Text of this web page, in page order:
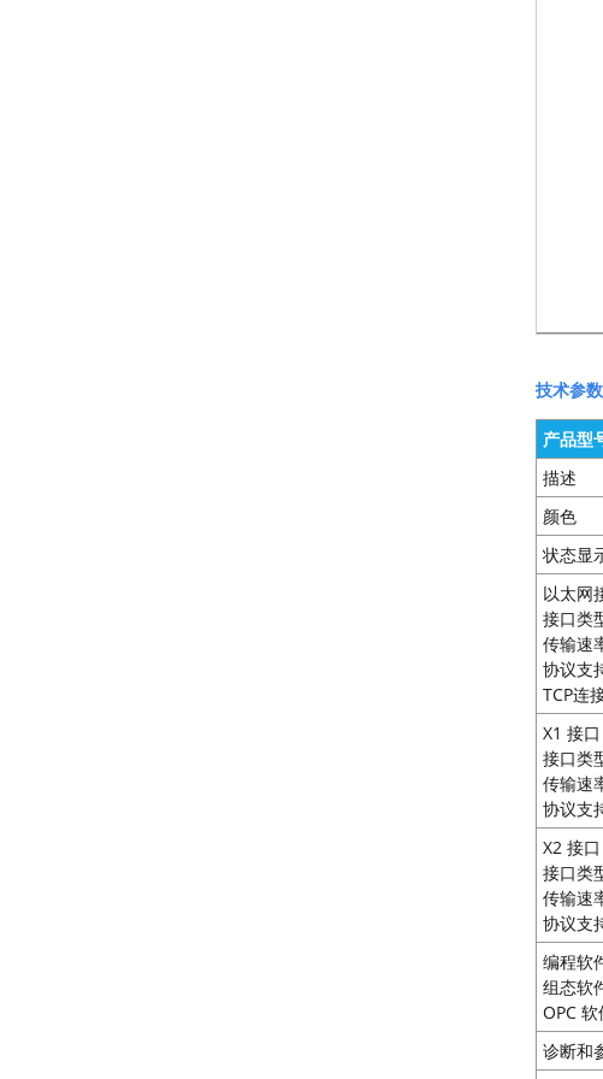
技术参数
产品型
描述
颜色
状态显
以太网
接口类
传输速
协议支
TCP连
X1 接口
接口类
传输速
协议支
X2 接口
接口类
传输速
协议支
编程软
组态软
OPC 软
诊断和